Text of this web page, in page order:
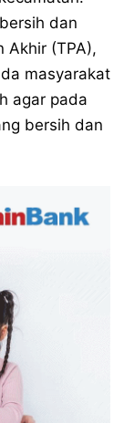
dan
Akhir (TPA),
masyarakat
agar pada
bersih dan